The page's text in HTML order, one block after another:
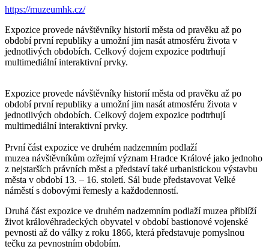
https://muzeumhk.cz/
Expozice provede návštěvníky historií města od pravěku až po
období první republiky a umožní jim nasát atmosféru života v
jednotlivých obdobích. Celkový dojem expozice podtrhují
multimediální interaktivní prvky.
Expozice provede návštěvníky historií města od pravěku až po
období první republiky a umožní jim nasát atmosféru života v
jednotlivých obdobích. Celkový dojem expozice podtrhují
multimediální interaktivní prvky.
První část expozice ve druhém nadzemním podlaží
muzea návštěvníkům ozřejmí význam Hradce Králové jako jednoho
z nejstarších právních měst a představí také urbanistickou výstavbu
města v období 13. – 16. století. Sál bude představovat Velké
náměstí s dobovými řemesly a každodenností.
Druhá část expozice ve druhém nadzemním podlaží muzea přiblíží
život královéhradeckých obyvatel v období bastionové vojenské
pevnosti až do války z roku 1866, která představuje pomyslnou
tečku za pevnostním obdobím.